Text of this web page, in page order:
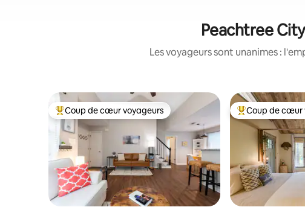
Peachtree
Les voyageurs sont unanimes :
Coup de cœur voyageurs parmi les plus aimés
Coup de cœur voyageurs Coup de cœur
Coup de cœur